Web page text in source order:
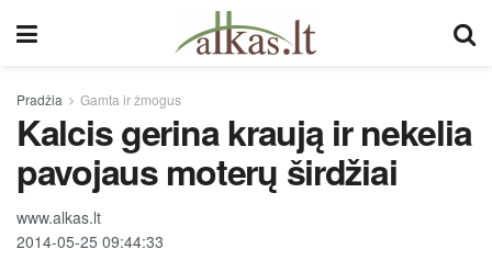
Pradžia Gamta ir žmogus
Kalcis gerina kraują ir nekelia
pavojaus moterų širdžiai
www.alkas.lt
2014-05-25 09:44:33